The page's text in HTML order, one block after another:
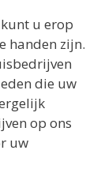
kunt u erop
handen zijn.
die uw
op ons
uw